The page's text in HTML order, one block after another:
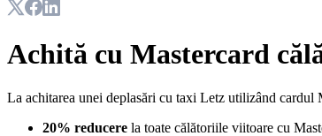
Achită cu Mastercard
La achitarea unei deplasări cu taxi Letz utilizând cardul
20% reducere la toate călătoriile viitoare cu